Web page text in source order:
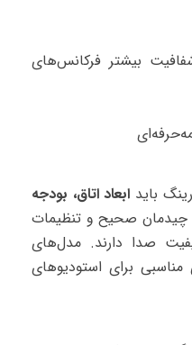
بیشتر فرکانس‌های
باید ابعاد اتاق، بودجه
چیدمان صحیح و تنظیمات
صدا دارند. مدل‌های
مناسبی برای استودیوهای